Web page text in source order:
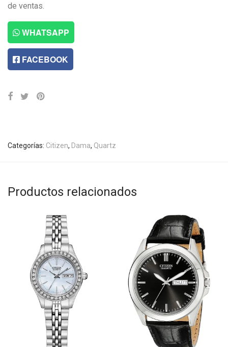
de ventas.
WHATSAPP
FACEBOOK
Categorías: Citizen, Dama, Quartz
Productos relacionados